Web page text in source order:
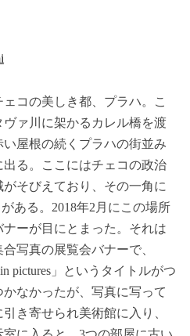
ェコの美しき都、プラハ。こ
ァ川に架かるカレル橋を渡
屋根の続くプラハの街並み
る。ここにはチェコの政治
そびえており、その一角に
がある。2018年2月にこの場所
ーが目にとまった。それは
写真の展覧会バナーで、
in pictures」というタイトルがつ
なかったが、写真に写って
き寄せられ美術館に入り、